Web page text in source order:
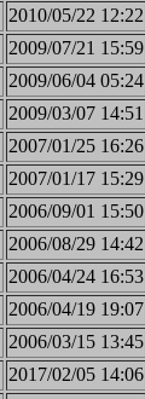
2010/05/22 12:22
2009/07/21 15:59
2009/06/04 05:24
2009/03/07 14:51
2007/01/25 16:26
2007/01/17 15:29
2006/09/01 15:50
2006/08/29 14:42
2006/04/24 16:53
2006/04/19 19:07
2006/03/15 13:45
2017/02/05 14:06